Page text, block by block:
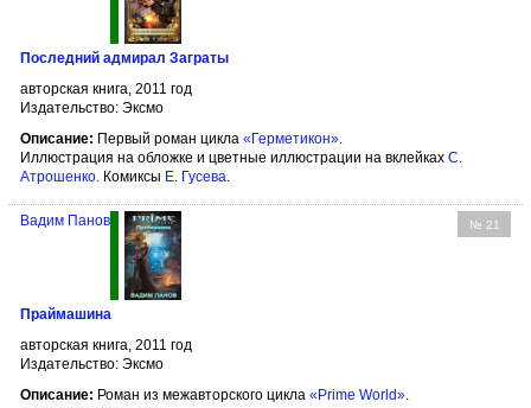
Последний адмирал Заграты
авторская книга, 2011 год
Издательство: Эксмо
Описание: Первый роман цикла «Герметикон».
Иллюстрация на обложке и цветные иллюстрации на вклейках С.
Атрошенко. Комиксы Е. Гусева.
№ 21
Вадим Панов
Праймашина
авторская книга, 2011 год
Издательство: Эксмо
Описание: Роман из межавторского цикла «Prime World».